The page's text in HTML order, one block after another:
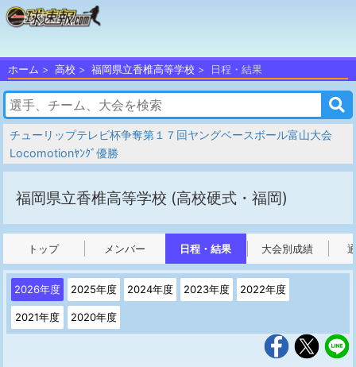
ホーム 高校 福岡県立香椎高等学校 日程・結果
チューリップテレビ杯争奪第１７回ヤングベースボール富山大会
Locomotionﾔﾝｸﾞ優勝
福岡県立香椎高等学校 (高校硬式・福岡)
トップ メンバー 日程・結果 大会別成績
2026年度 2025年度 2024年度 2023年度 2022年度
2021年度 2020年度